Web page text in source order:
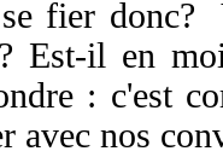
fier donc?
Est-il en
: c'est
avec nos